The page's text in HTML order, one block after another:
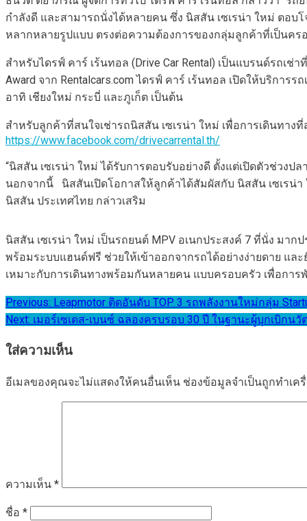
กำลังดี และสามารถนั่งได้หลายคน ซึ่ง นิสสัน เซเรน่า ใหม่ ตอ
หลากหลายรูปแบบ ตรงต่อความต้องการของกลุ่มลูกค้าที่เป็นคร
สำหรับไดรฟ์ คาร์ เร้นทอล (Drive Car Rental) เป็นแบรนด์รถเ
Award จาก Rentalcars.com ไดรฟ์ คาร์ เร้นทอล เปิดให้บริกา
อาทิ เชียงใหม่ กระบี่ และภูเก็ต เป็นต้น
สำหรับลูกค้าที่สนใจเช่ารถนิสสัน เซเรน่า ใหม่ เพื่อการเดินทา
https://www.facebook.com/drivecarrental.th/
“นิสสัน เซเรน่า ใหม่ ได้รับการตอบรับอย่างดี ตั้งแต่เปิดตัวช่ว
นอกจากนี้ นิสสันเปิดโอกาสให้ลูกค้าได้สัมผัสกับ นิสสัน เซเรน่า
นิสสัน ประเทศไทย กล่าวเสริม
นิสสัน เซเรน่า ใหม่ เป็นรถยนต์ MPV อเนกประสงค์ 7 ที่นั่ง มา
พร้อมระบบแฮนด์ฟรี ช่วยให้เข้าออกจากรถได้อย่างง่ายดาย และ
เหมาะกับการเดินทางพร้อมกันหลายคน แบบครอบครัว เพื่อการ
แนะแนว
เรื่อง
Previous: Leapmotor ติดอันดับ TOP 3 รถพลังงานใหม่กลุ่ม
Next: เมอร์เซเดส-เบนซ์ ฉลองครบรอบ 30 ปี ในฐานะผู้บุกเบิกน
ใส่ความเห็น
อีเมลของคุณจะไม่แสดงให้คนอื่นเห็น ช่องข้อมูลจำเป็นถูกทำเค
ความเห็น *
ชื่อ *